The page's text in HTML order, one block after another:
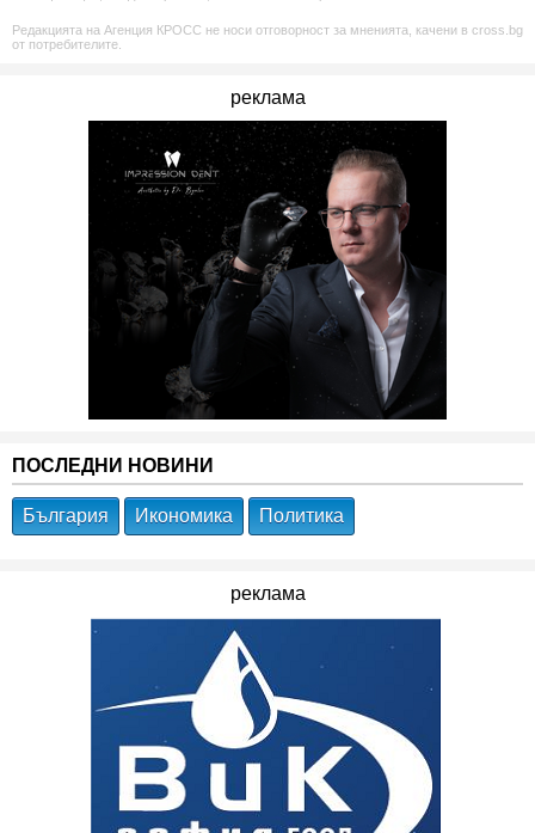
Редакцията на Агенция КРОСС не носи отговорност за мненията, качени в cross.bg
от потребителите.
реклама
ПОСЛЕДНИ НОВИНИ
България Икономика Политика
реклама